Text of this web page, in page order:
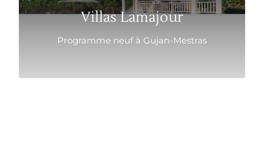
Villas Lamajour
Programme neuf à Gujan-Mestras